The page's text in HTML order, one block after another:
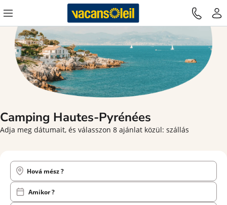
Camping Hautes-Pyrénées
Adja meg dátumait, és válasszon 8 ajánlat közül: szállás
Hová mész ?
Amikor ?